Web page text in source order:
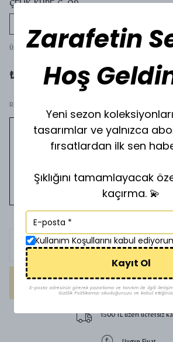
ÇELİK KÜPE C-09
Ürün Kodu YEŞİL
₺ 200.00
RENK SECİNİZ'
1500 TL üzeri ücretsiz
Zarafetin
Hoş
Yeni sezon
tasarımlar ve yalnızca
fırsatlardan ilk sen
Şıklığını tamamlayacak
kaçırma. 💫
Kullanım Koşullarını kabul
Kayıt Ol
E-posta adresinizi girerek pazarlama ve tanıtım ile ilgili
Gizlilik Politikamızı okuduğunuzu ve kabul ettiğinizi